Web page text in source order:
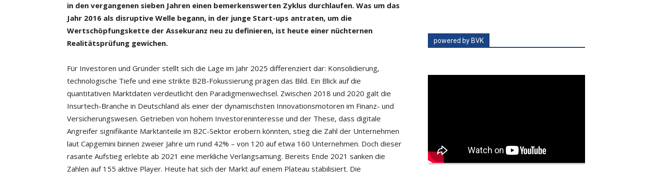
in den vergangenen sieben Jahren einen bemerkenswerten Zyklus durchlaufen. Was um das
Jahr 2016 als disruptive Welle begann, in der junge Start-ups antraten, um die
Wertschöpfungskette der Assekuranz neu zu definieren, ist heute einer nüchternen
Realitätsprüfung gewichen.
Für Investoren und Gründer stellt sich die Lage im Jahr 2025 differenziert dar: Konsolidierung,
technologische Tiefe und eine strikte B2B-Fokussierung prägen das Bild. Ein Blick auf die
quantitativen Marktdaten verdeutlicht den Paradigmenwechsel. Zwischen 2018 und 2020 galt die
Insurtech-Branche in Deutschland als einer der dynamischsten Innovationsmotoren im Finanz- und
Versicherungswesen. Getrieben von hohem Investoreninteresse und der These, dass digitale
Angreifer signifikante Marktanteile im B2C-Sektor erobern könnten, stieg die Zahl der Unternehmen
laut Capgemini binnen zweier Jahre um rund 42% – von 120 auf etwa 160 Unternehmen. Doch dieser
rasante Aufstieg erlebte ab 2021 eine merkliche Verlangsamung. Bereits Ende 2021 sanken die
Zahlen auf 155 aktive Player. Heute hat sich der Markt auf einem Plateau stabilisiert. Die
powered by BVK